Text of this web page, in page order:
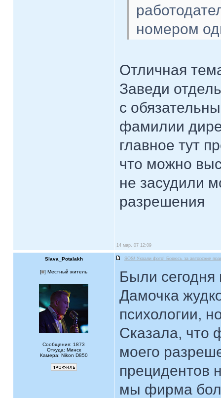
номером
Отличная
Заведи
с
фамилии
главное тут
что можно
не засудили
разрешения
14 мар, 07 12:09
Slava_Potalakh SOS! Украли фото! Борюсь за авторские
[ ] Местный житель
Сообщения: 1873
Откуда: Минск
Камера: Nikon D850
Были сегодня
Дамочка
психологии,
Сказала, что
моего
прецидентов
мы фирма